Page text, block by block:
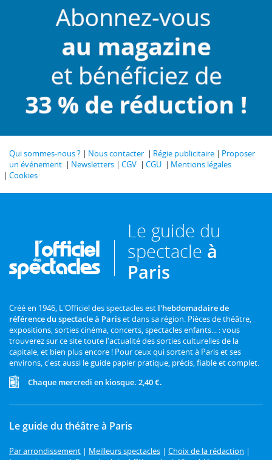
Qui sommes-nous ? Nous contacter Régie publicitaire
Proposer
un événement
Newsletters CGV CGU
Mentions légales
Cookies
Le guide du
spectacle à
Paris
Créé en 1946, L'Officiel des spectacles est l'hebdomadaire de
référence du spectacle à Pariset dans sa région. Pièces de théâtre,
expositions, sorties cinéma, concerts, spectacles enfants... : vous
trouverez sur ce site toute l'actualité des sorties culturelles de la
capitale, et bien plus encore ! Pour ceux qui sortent à Paris et ses
environs, c'est aussi le guide papier pratique, précis, fiable et complet.
Chaque mercredi en kiosque. 2,40 €.
Le guide du théâtre à Paris
Par arrondissement | Meilleurs spectacles | Choix de la rédaction |